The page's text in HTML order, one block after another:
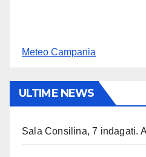
Meteo Campania
ULTIME NEWS
Sala Consilina, 7 indagati.